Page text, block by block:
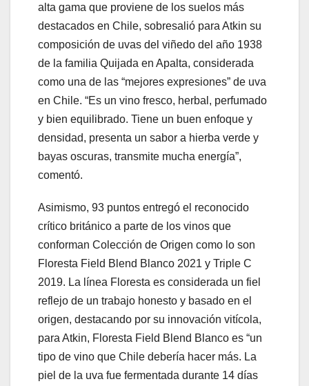
alta gama que proviene de los suelos más
destacados en Chile, sobresalió para Atkin su
composición de uvas del viñedo del año 1938
de la familia Quijada en Apalta, considerada
como una de las “mejores expresiones” de uva
en Chile. “Es un vino fresco, herbal, perfumado
y bien equilibrado. Tiene un buen enfoque y
densidad, presenta un sabor a hierba verde y
bayas oscuras, transmite mucha energía”,
comentó.
Asimismo, 93 puntos entregó el reconocido
crítico británico a parte de los vinos que
conforman Colección de Origen como lo son
Floresta Field Blend Blanco 2021 y Triple C
2019. La línea Floresta es considerada un fiel
reflejo de un trabajo honesto y basado en el
origen, destacando por su innovación vitícola,
para Atkin, Floresta Field Blend Blanco es “un
tipo de vino que Chile debería hacer más. La
piel de la uva fue fermentada durante 14 días